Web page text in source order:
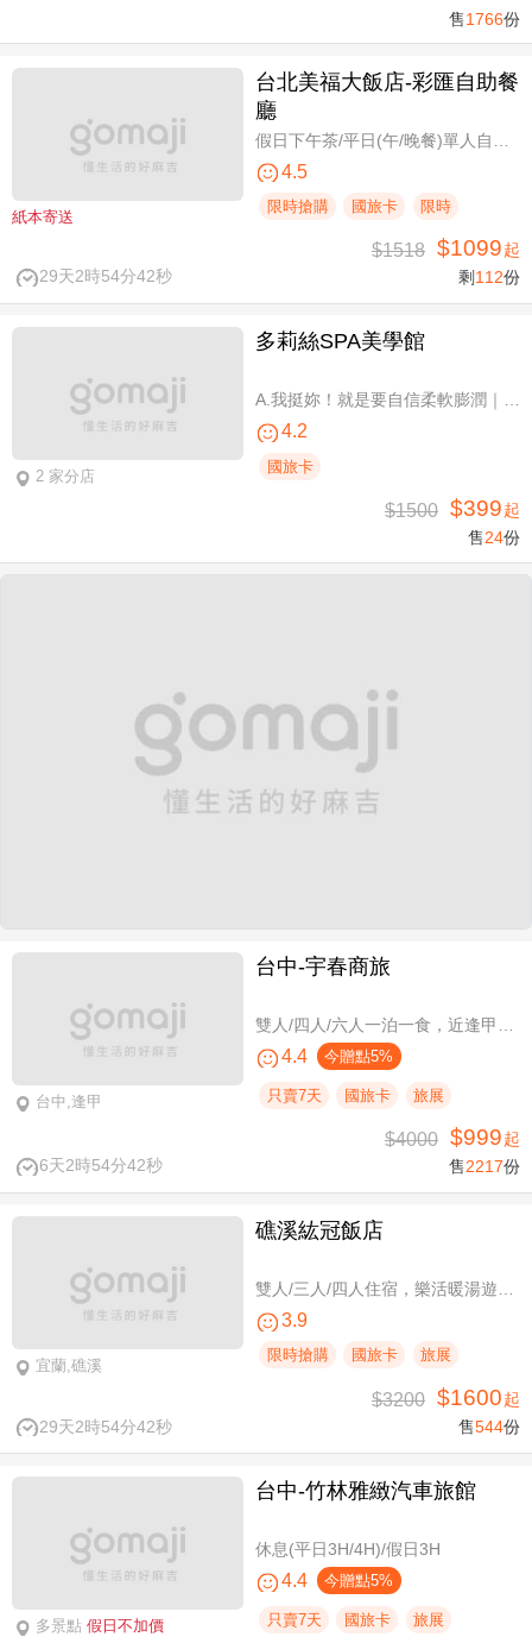
售1766份
紙本寄送
台北美福大飯店-彩匯自助餐
廳
4.5
限時搶購 國旅卡 限時
29天2時54分41秒
$1518 $1099起
剩 112份
2 家分店
多莉絲SPA美學館
4.2
國旅卡
$1500 $399起
售24份
台中,逢甲
台中-宇春商旅
4.4 今贈點5%
只賣7天 國旅卡 旅展
6天2時54分41秒
$4000 $999起
售2217份
宜蘭,礁溪
礁溪紘冠飯店
3.9
限時搶購 國旅卡 旅展
29天2時54分41秒
$3200 $1600起
售544份
多景點 假日不加價
台中-竹林雅緻汽車旅館
休息(平日3H/4H)/假日3H
4.4 今贈點5%
只賣7天 國旅卡 旅展